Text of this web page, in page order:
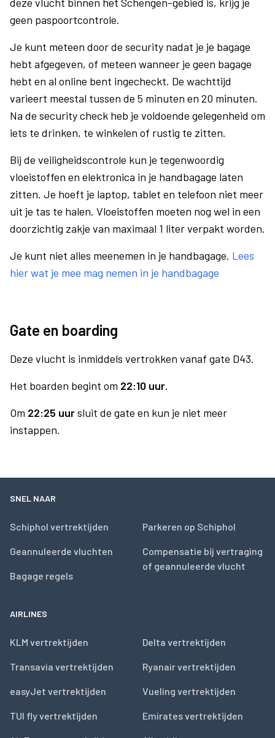
geen paspoortcontrole.
Je kunt meteen door de security nadat je je bagage
hebt afgegeven, of meteen wanneer je geen bagage
hebt en al online bent ingecheckt. De wachttijd
varieert meestal tussen de 5 minuten en 20 minuten.
Na de security check heb je voldoende gelegenheid om
iets te drinken, te winkelen of rustig te zitten.
Bij de veiligheidscontrole kun je tegenwoordig
vloeistoffen en elektronica in je handbagage laten
zitten. Je hoeft je laptop, tablet en telefoon niet meer
uit je tas te halen. Vloeistoffen moeten nog wel in een
doorzichtig zakje van maximaal 1 liter verpakt worden.
Je kunt niet alles meenemen in je handbagage. Lees
hier wat je mee mag nemen in je handbagage
Gate en boarding
Deze vlucht is inmiddels vertrokken vanaf gate D43.
Het boarden begint om 22:10 uur.
Om 22:25 uursluit de gate en kun je niet meer
instappen.
SNEL NAAR
Schiphol vertrektijden
Geannuleerde vluchten
Bagage regels
Parkeren op Schiphol
Compensatie bij vertraging
of geannuleerde vlucht
AIRLINES
KLM vertrektijden
Transavia vertrektijden
easyJet vertrektijden
TUI fly vertrektijden
Delta vertrektijden
Ryanair vertrektijden
Vueling vertrektijden
Emirates vertrektijden